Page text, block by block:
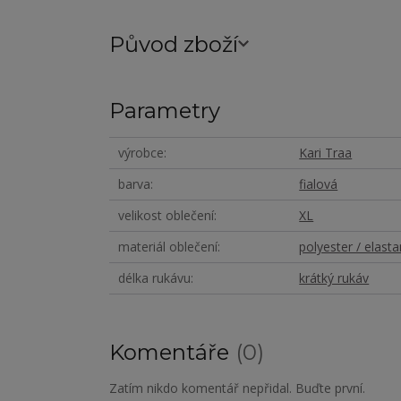
Původ zboží
Parametry
výrobce
Kari Traa
barva
fialová
velikost oblečení
XL
materiál oblečení
polyester /
délka rukávu
krátký rukáv
Komentáře 0
Zatím nikdo komentář nepřidal. Buďte první.